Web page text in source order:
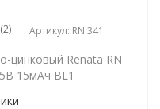
Артикул: RN 341
цинковый Renata RN
15мАч BL1